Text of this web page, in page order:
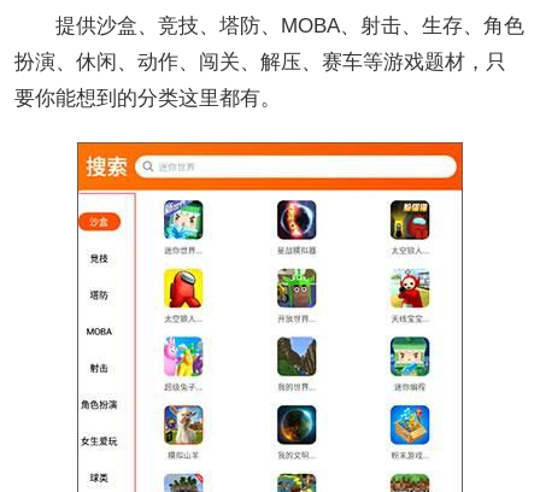
提供沙盒、竞技、塔防、MOBA、射击、生存、角色
扮演、休闲、动作、闯关、解压、赛车等游戏题材，只
要你能想到的分类这里都有。